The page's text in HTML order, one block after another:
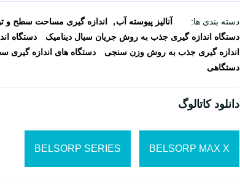
دسته بندی ها: آنالیز پیوسته آب اندازه گیری مساحت سطح و
دستگاه اندازه گیری جذب به روش جریان سیال دینامیک
دستگاه
اندازه گیری جذب به روش وزن سنجی
دستگاه های اندازه گیری
دستگاهی
دانلود کاتالوگ
BELSORP MAX X
BELSORP SERIES